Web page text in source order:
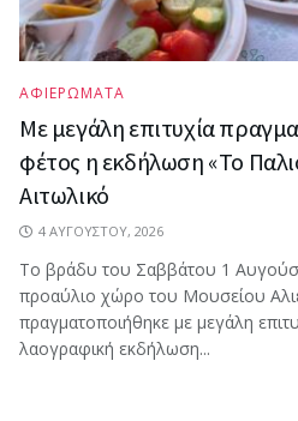
ΑΦΙΕΡΩΜΑΤΑ
Με μεγάλη επιτυχία
φέτος η εκδήλωση «Το
Αιτωλικό
4 ΑΥΓΟΎΣΤΟΥ, 2026
Το βράδυ του Σαββάτου 1
προαύλιο χώρο του Μουσείου
πραγματοποιήθηκε με μεγάλη
λαογραφική εκδήλωση...